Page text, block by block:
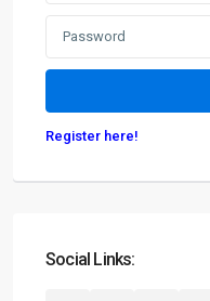
Register here!
Social Links:
+49 (0)5520 999 76-1